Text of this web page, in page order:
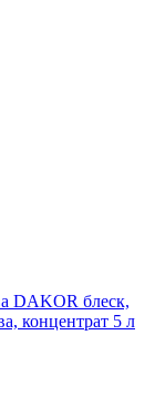
DAKOR блеск,
концентрат 5 л